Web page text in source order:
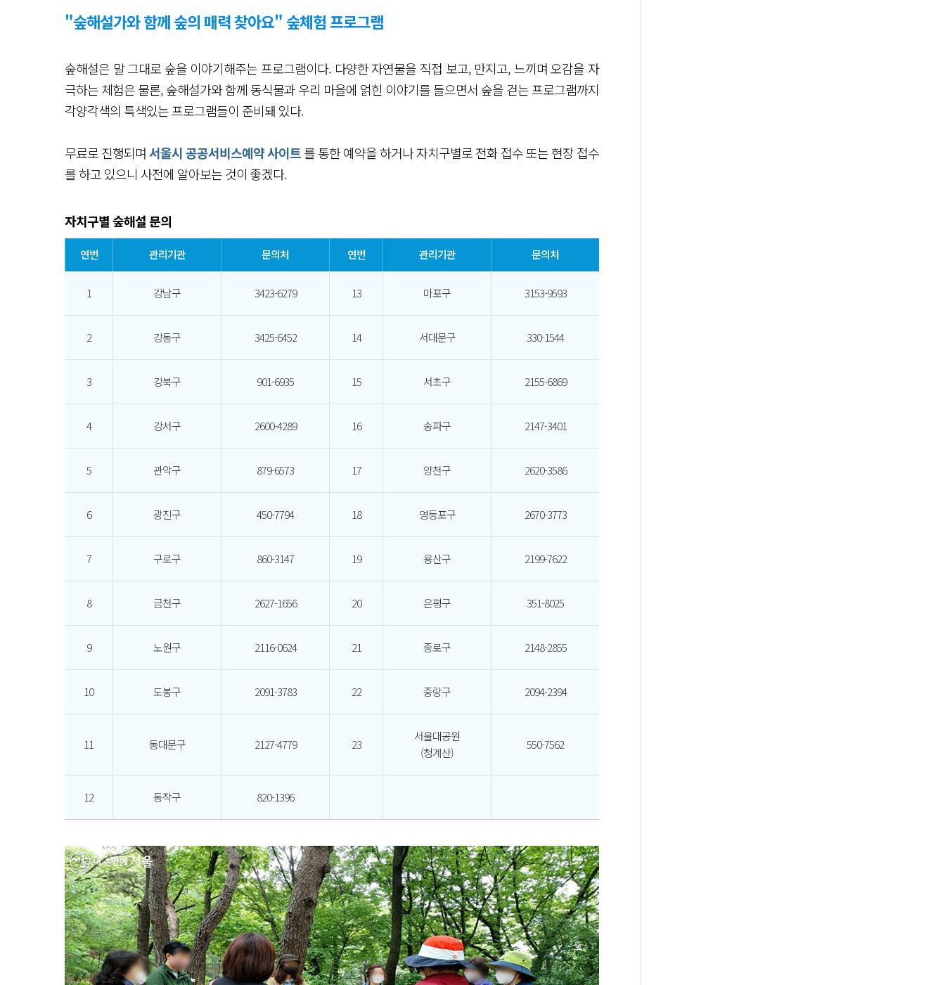
"숲해설가와 함께 숲의 매력 찾아요" 숲체험 프로그램
숲해설은 말 그대로 숲을 이야기해주는 프로그램이다. 다양한 자연물을 직접 보고, 만지고, 느끼며 오감을 자
극하는 체험은 물론, 숲해설가와 함께 동식물과 우리 마을에 얽힌 이야기를 들으면서 숲을 걷는 프로그램까지
각양각색의 특색있는 프로그램들이 준비돼 있다.
무료로 진행되며서울시 공공서비스예약 사이트를 통한 예약을 하거나 자치구별로 전화 접수 또는 현장 접수
를 하고 있으니 사전에 알아보는 것이 좋겠다.
자치구별 숲해설 문의
연번 관리기관 문의처 연번 관리기관 문의처
1 강남구 3423-6279 13 마포구 3153-9593
2 강동구 3425-6452 14 서대문구 330-1544
3 강북구 901-6935 15 서초구 2155-6869
4 강서구 2600-4289 16 송파구 2147-3401
5 관악구 879-6573 17 양천구 2620-3586
6 광진구 450-7794 18 영등포구 2670-3773
7 구로구 860-3147 19 용산구 2199-7622
8 금천구 2627-1656 20 은평구 351-8025
9 노원구 2116-0624 21 종로구 2148-2855
10 도봉구 2091-3783 22 중랑구 2094-2394
11 동대문구 2127-4779 23
서울대공원
(청계산)
550-7562
12 동작구 820-1396